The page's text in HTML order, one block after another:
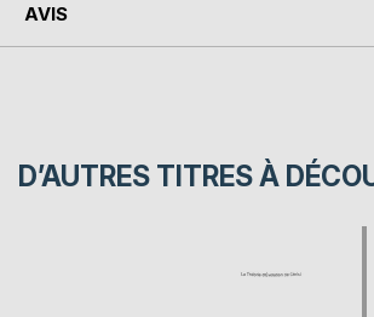
AVIS
D’AUTRES TITRES À